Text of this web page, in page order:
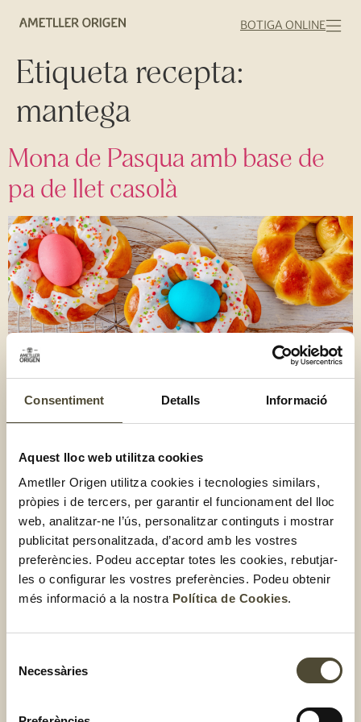
Consentiment Detalls Informació
Aquest lloc web utilitza cookies
Ametller Origen utilitza cookies i tecnologies similars,
pròpies i de tercers, per garantir el funcionament del lloc
web, analitzar-ne l’ús, personalitzar continguts i mostrar
publicitat personalitzada, d’acord amb les vostres
preferències. Podeu acceptar totes les cookies, rebutjar-
les o configurar les vostres preferències. Podeu obtenir
més informació a la nostra Política de Cookies.
Necessàries
BOTIGA ONLINE
Etiqueta recepta:
mantega
Mona de Pasqua amb base de
pa de llet casolà
Crema de carbassa i pipes